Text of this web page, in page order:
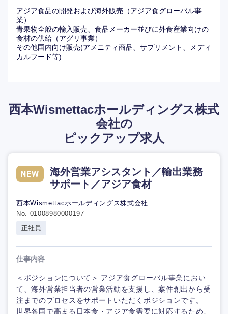
アジア食品の開発および海外販売（アジア食グローバル事
業）
青果物全般の輸入販売、食品メーカー並びに外食産業向けの
食材の供給（アグリ事業）
その他国内向け販売(アメニティ商品、サプリメント、メディ
カルフード等)
西本Wismettacホールディングス株式
会社の
ピックアップ求人
海外営業アシスタント／輸出業務
サポート／アジア食材
西本Wismettacホールディングス株式会社
No. 01008980000197
正社員
仕事内容
＜ポジションについて＞ アジア食グローバル事業におい
て、海外営業担当者の営業活動を支援し、案件創出から受
注までのプロセスをサポートいただくポジションです。
世界各国で高まる日本食・アジア食需要に対応するため、